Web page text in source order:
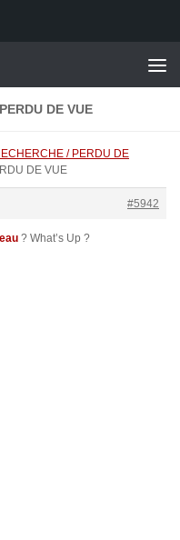
DE VUE
/ PERDU DE
DE VUE
#5942
? What’s Up ?